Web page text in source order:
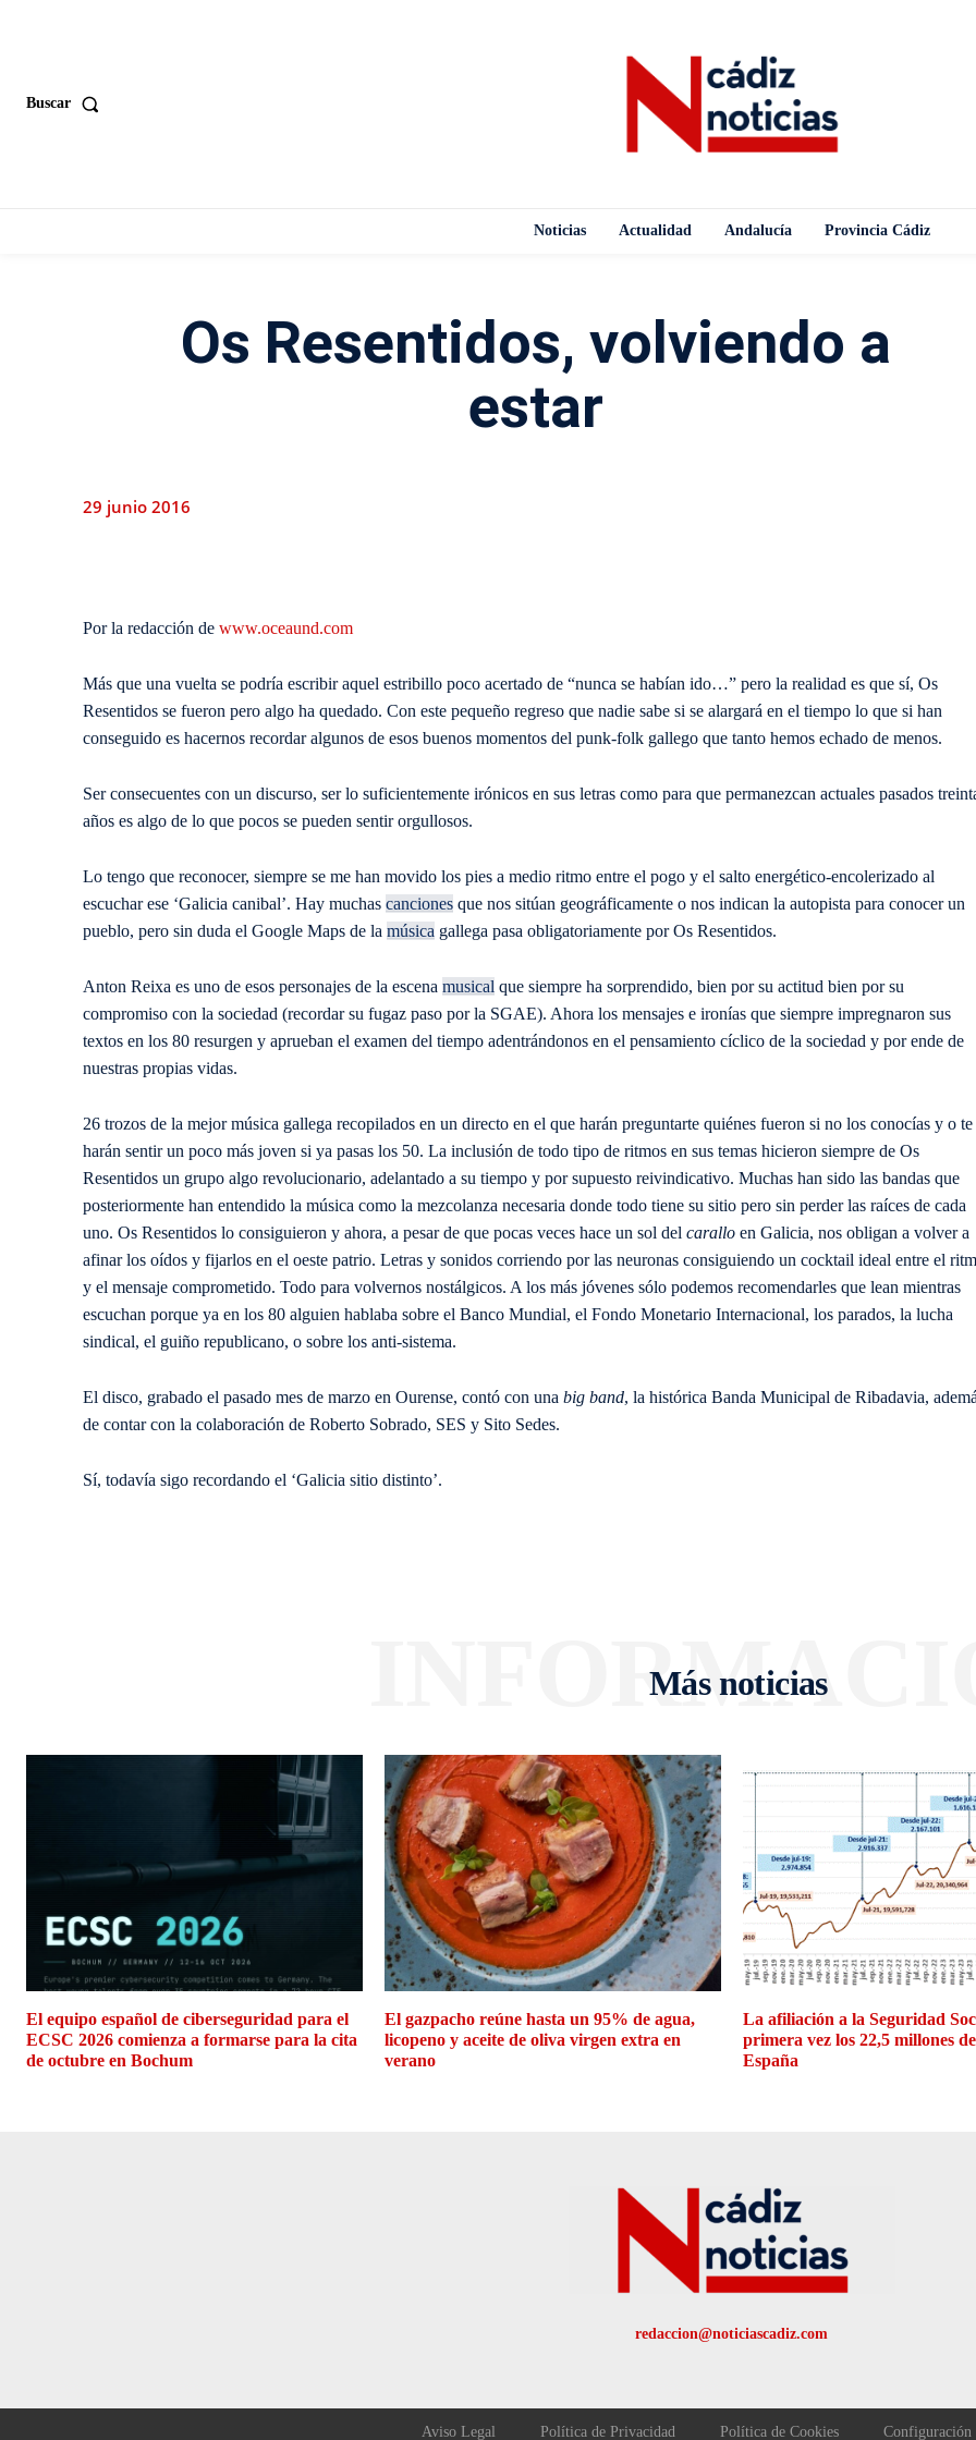
Buscar
Noticias Actualidad Andalucía Provincia Cádiz
Os Resentidos, volviendo a
estar
29 junio 2016
Por la redacción de www.oceaund.com
Más que una vuelta se podría escribir aquel estribillo poco acertado de “nunca se habían ido…” pero la realidad es que sí, Os
Resentidos se fueron pero algo ha quedado. Con este pequeño regreso que nadie sabe si se alargará en el tiempo lo que si han
conseguido es hacernos recordar algunos de esos buenos momentos del punk-folk gallego que tanto hemos echado de menos.
Ser consecuentes con un discurso, ser lo suficientemente irónicos en sus letras como para que permanezcan actuales pasados
años es algo de lo que pocos se pueden sentir orgullosos.
Lo tengo que reconocer, siempre se me han movido los pies a medio ritmo entre el pogo y el salto energético-encolerizado al
escuchar ese ‘Galicia canibal’. Hay muchas canciones que nos sitúan geográficamente o nos indican la autopista para conocer un
pueblo, pero sin duda el Google Maps de la música gallega pasa obligatoriamente por Os Resentidos.
Anton Reixa es uno de esos personajes de la escena musical que siempre ha sorprendido, bien por su actitud bien por su
compromiso con la sociedad (recordar su fugaz paso por la SGAE). Ahora los mensajes e ironías que siempre impregnaron sus
textos en los 80 resurgen y aprueban el examen del tiempo adentrándonos en el pensamiento cíclico de la sociedad y por ende de
nuestras propias vidas.
26 trozos de la mejor música gallega recopilados en un directo en el que harán preguntarte quiénes fueron si no los conocías y o te
harán sentir un poco más joven si ya pasas los 50. La inclusión de todo tipo de ritmos en sus temas hicieron siempre de Os
Resentidos un grupo algo revolucionario, adelantado a su tiempo y por supuesto reivindicativo. Muchas han sido las bandas que
posteriormente han entendido la música como la mezcolanza necesaria donde todo tiene su sitio pero sin perder las raíces de cada
uno. Os Resentidos lo consiguieron y ahora, a pesar de que pocas veces hace un sol del carallo en Galicia, nos obligan a volver a
afinar los oídos y fijarlos en el oeste patrio. Letras y sonidos corriendo por las neuronas consiguiendo un cocktail ideal entre el
y el mensaje comprometido. Todo para volvernos nostálgicos. A los más jóvenes sólo podemos recomendarles que lean mientras
escuchan porque ya en los 80 alguien hablaba sobre el Banco Mundial, el Fondo Monetario Internacional, los parados, la lucha
sindical, el guiño republicano, o sobre los anti-sistema.
El disco, grabado el pasado mes de marzo en Ourense, contó con una big band, la histórica Banda Municipal de Ribadavia,
de contar con la colaboración de Roberto Sobrado, SES y Sito Sedes.
Sí, todavía sigo recordando el ‘Galicia sitio distinto’.
Más noticias
El equipo español de ciberseguridad para el
ECSC 2026 comienza a formarse para la cita
de octubre en Bochum
El gazpacho reúne hasta un 95% de agua,
licopeno y aceite de oliva virgen extra en
verano
La afiliación a la Seguridad
primera vez los 22,5 millones
España
redaccion@noticiascadiz.com
Aviso Legal Política de Privacidad Política de Cookies Configuración